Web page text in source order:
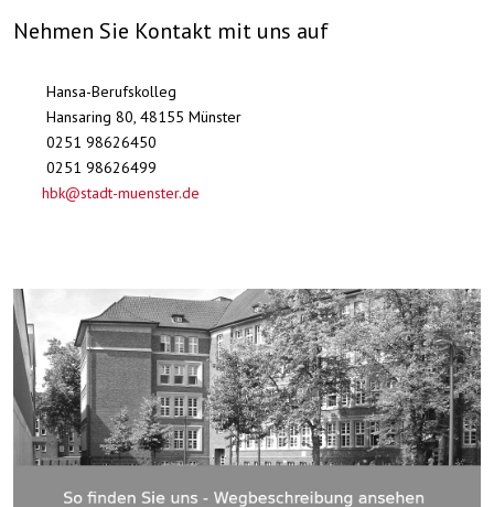
Nehmen Sie Kontakt mit uns auf
Hansa-Berufskolleg
Hansaring 80, 48155 Münster
0251 98626450
0251 98626499
hbk@stadt-muenster.de